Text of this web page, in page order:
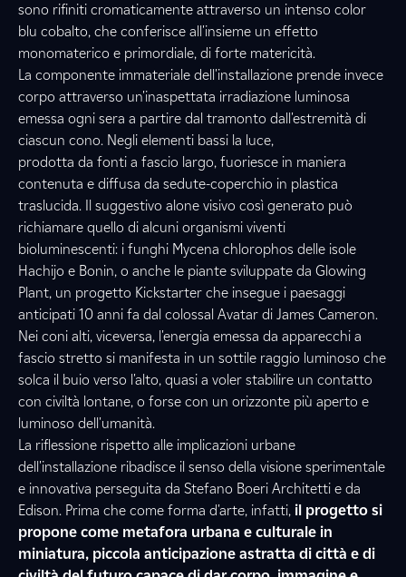
sono rifiniti cromaticamente attraverso un intenso color
blu cobalto, che conferisce all'insieme un effetto
monomaterico e primordiale, di forte matericità.
La componente immateriale dell'installazione prende invece
corpo attraverso un'inaspettata irradiazione luminosa
emessa ogni sera a partire dal tramonto dall'estremità di
ciascun cono. Negli elementi bassi la luce,
prodotta da fonti a fascio largo, fuoriesce in maniera
contenuta e diffusa da sedute-coperchio in plastica
traslucida. Il suggestivo alone visivo così generato può
richiamare quello di alcuni organismi viventi
bioluminescenti: i funghi Mycena chlorophos delle isole
Hachijo e Bonin, o anche le piante sviluppate da Glowing
Plant, un progetto Kickstarter che insegue i paesaggi
anticipati 10 anni fa dal colossal Avatar di James Cameron.
Nei coni alti, viceversa, l'energia emessa da apparecchi a
fascio stretto si manifesta in un sottile raggio luminoso che
solca il buio verso l'alto, quasi a voler stabilire un contatto
con civiltà lontane, o forse con un orizzonte più aperto e
luminoso dell'umanità.
La riflessione rispetto alle implicazioni urbane
dell'installazione ribadisce il senso della visione sperimentale
e innovativa perseguita da Stefano Boeri Architetti e da
Edison. Prima che come forma d'arte, infatti, il progetto si
propone come metafora urbana e culturale in
miniatura, piccola anticipazione astratta di città e di